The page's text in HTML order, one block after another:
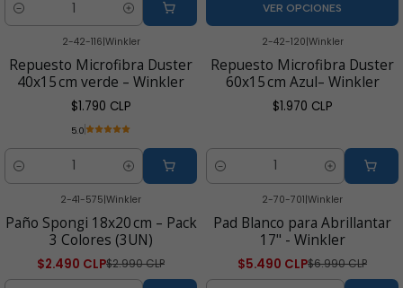
Cantidad
VER OPCIONES
2-42-116|Winkler
Repuesto Microfibra Duster
40x15 cm verde – Winkler
$1.790 CLP
5.0
Cantidad
2-42-120|Winkler
Repuesto Microfibra Duster
60x15 cm Azul– Winkler
$1.970 CLP
Cantidad
2-41-575|Winkler
Paño Spongi 18x20 cm – Pack
3 Colores (3UN)
$2.490 CLP$2.990 CLP
2-70-701|Winkler
Pad Blanco para Abrillantar
17" - Winkler
$5.490 CLP$6.990 CLP